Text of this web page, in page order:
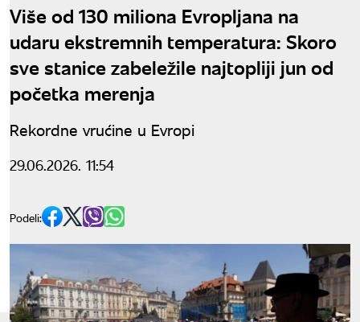
Više od 130 miliona Evropljana na
udaru ekstremnih temperatura: Skoro
sve stanice zabeležile najtopliji jun od
početka merenja
Rekordne vrućine u Evropi
29.06.2026. 11:54
Podeli: